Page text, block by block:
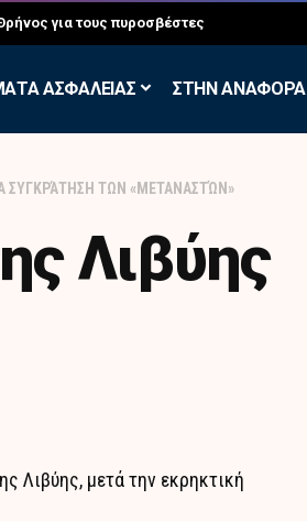
Έβρο
ΑΣΦΑΛΕΙΑΣ ΣΤΗΝ ΑΝΑΦΟΡΑ
ΣΥΓΚΡΆΤΗΣΗ ΤΩΝ «ΜΕΤΑΝΑΣΤΏΝ»
Λιβύης
Λιβύης, μετά την εκρηκτική